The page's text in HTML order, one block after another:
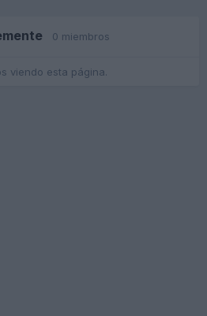
0 miembros
viendo esta página.